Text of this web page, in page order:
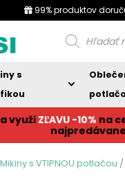
99% produktov
Products
search
s
využiZĽAVU -10% na
Mikiny s VTIPNOU potlačou /